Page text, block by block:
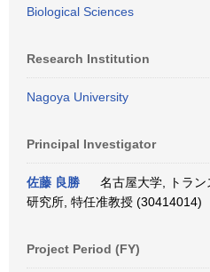
Biological Sciences
Research Institution
Nagoya University
Principal Investigator
佐藤 良勝
名古屋大学, トラ
研究所, 特任准教授 (30414014)
Project Period (FY)